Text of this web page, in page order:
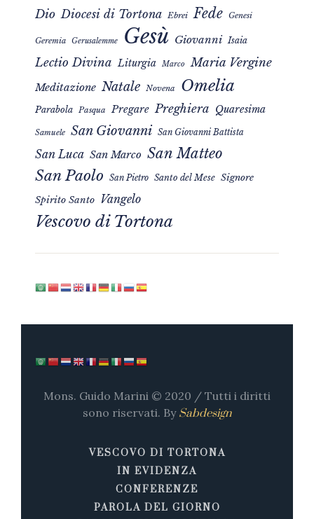
Dio Diocesi di Tortona Ebrei Fede Genesi
Geremia Gerusalemme Gesù Giovanni Isaia
Lectio Divina Liturgia Marco Maria Vergine
Meditazione Natale Novena Omelia
Parabola Pasqua Pregare Preghiera Quaresima
Samuele San Giovanni San Giovanni Battista
San Luca San Marco San Matteo
San Paolo San Pietro Santo del Mese Signore
Spirito Santo Vangelo
Vescovo di Tortona
Mons. Guido Marini © 2020 / Tutti i diritti
sono riservati. By Sabdesign
VESCOVO DI TORTONA
IN EVIDENZA
CONFERENZE
PAROLA DEL GIORNO